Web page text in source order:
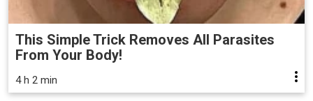
This Simple Trick Removes All Parasites
From Your Body!
4 h 2 min